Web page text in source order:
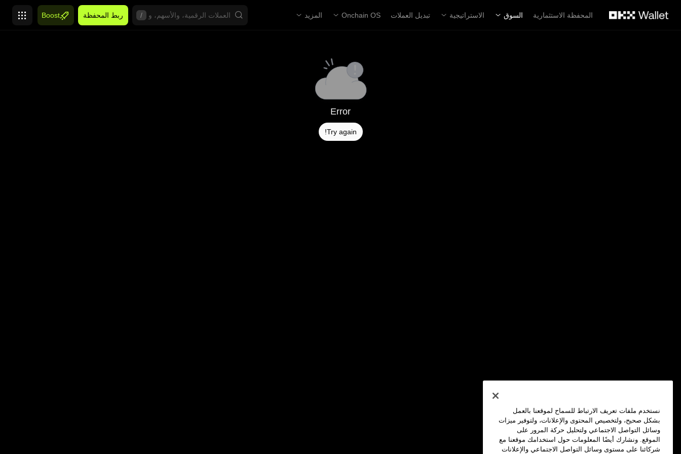
المحفظة الاستثمارية
السوق الاستراتيجية تبديل العملات Onchain OS المزيد / ربط المحفظة Boost
Error
Try again!
نستخدم ملفات تعريف الارتباط للسماح لموقعنا بالعمل
بشكل صحيح، ولتخصيص المحتوى والإعلانات، ولتوفير ميزات
وسائل التواصل الاجتماعي ولتحليل حركة المرور على
الموقع. ونشارك أيضًا المعلومات حول استخدامك موقعنا مع
شركائنا على مستوى وسائل التواصل الاجتماعي والإعلانات